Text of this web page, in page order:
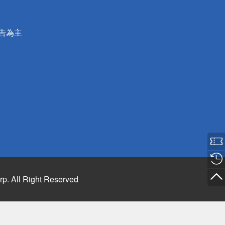
為主
All Right Reserved